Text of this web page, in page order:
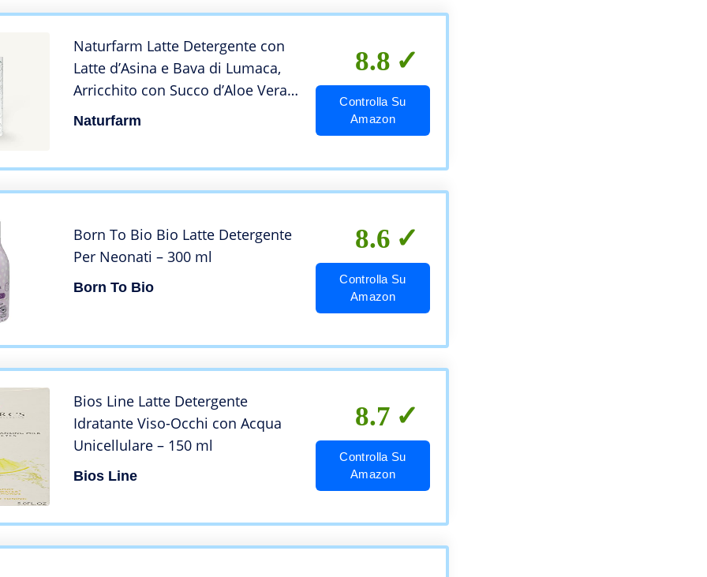
Naturfarm Latte Detergente con
Latte d’Asina e Bava di Lumaca,
Arricchito con Succo d’Aloe Vera,
Olio di Mandorle Dolci, Burro di
Naturfarm
8.8
Controlla Su
Amazon
Born To Bio Bio Latte Detergente
Per Neonati – 300 ml
Born To Bio
8.6
Controlla Su
Amazon
Bios Line Latte Detergente
Idratante Viso-Occhi con Acqua
Unicellulare – 150 ml
Bios Line
8.7
Controlla Su
Amazon